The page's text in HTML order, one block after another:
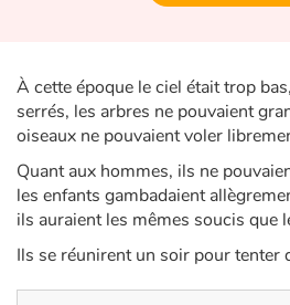
Héroïnes et héros
Écologie, nature, saisons
Les animaux
Voyage, épopée, enquête,
À cette époque le ciel était trop
serrés, les arbres ne pouvaient
oiseaux ne pouvaient voler
Quant aux hommes, ils ne
les enfants gambadaient
ils auraient les mêmes soucis que
Ils se réunirent un soir pour tenter